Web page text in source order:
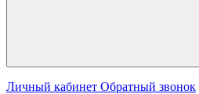
Личный кабинет Обратный звонок